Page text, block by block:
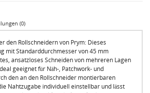
(0)
den Rollschneidern von Prym: Dieses
mit Standarddurchmesser von 45 mm
ansatzloses Schneiden von mehreren Lagen
geeignet für Näh-, Patchwork- und
den an den Rollschneider montierbaren
Nahtzugabe individuell einstellbar und lässt